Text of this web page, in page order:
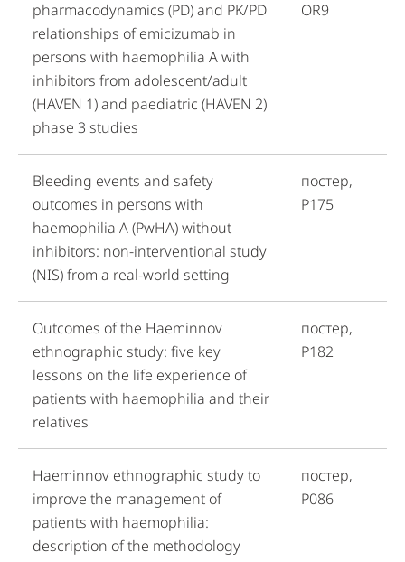
pharmacodynamics (PD) and PK/PD
relationships of emicizumab in
persons with haemophilia A with
inhibitors from adolescent/adult
(HAVEN 1) and paediatric (HAVEN 2)
phase 3 studies
OR9
Bleeding events and safety
outcomes in persons with
haemophilia A (PwHA) without
inhibitors: non-interventional study
(NIS) from a real-world setting
постер,
P175
Outcomes of the Haeminnov
ethnographic study: five key
lessons on the life experience of
patients with haemophilia and their
relatives
постер,
P182
Haeminnov ethnographic study to
improve the management of
patients with haemophilia:
description of the methodology
постер,
P086